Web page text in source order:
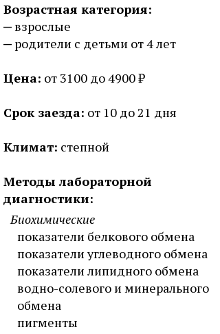
Возрастная категория:
взрослые
родители с детьми от 4 лет
Цена: от 3100 до 4900 ₽
Срок заезда: от 10 до 21 дня
Климат: степной
Методы лабораторной
диагностики:
Биохимические
показатели белкового обмена
показатели углеводного обмена
показатели липидного обмена
водно-солевого и минерального
обмена
пигменты